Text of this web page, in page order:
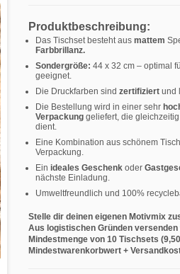
Produktbeschreibung:
Das Tischset besteht aus mattem
Farbbrillanz.
Sondergröße: 44 x 32 cm – optimal
geeignet.
Die Druckfarben sind zertifiziert und
Die Bestellung wird in einer sehr
Verpackung geliefert, die
dient.
Eine Kombination aus schönem
Verpackung.
Ein ideales Geschenk oder
nächste Einladung.
Umweltfreundlich und 100%
Stelle dir deinen eigenen Motivmix
Aus logistischen Gründen versenden
Mindestmenge von 10 Tischsets
Mindestwarenkorbwert +